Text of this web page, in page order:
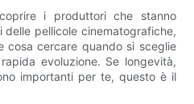
i produttori che stanno
delle pellicole cinematografiche,
cosa cercare quando si sceglie
evoluzione. Se longevità,
importanti per te, questo è il